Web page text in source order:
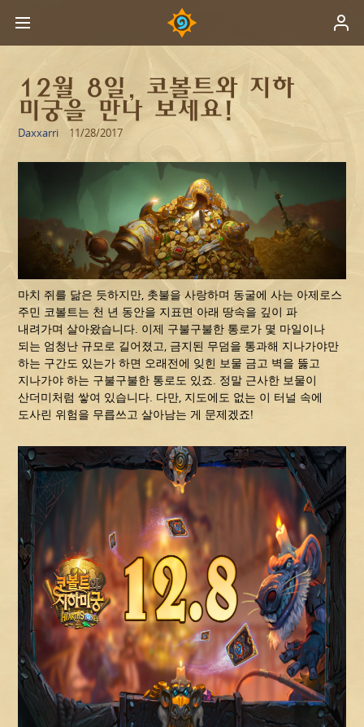
12월 8일, 코볼트와 지하
미궁을 만나 보세요!
Daxxarri 11/28/2017
마치 쥐를 닮은 듯하지만, 촛불을 사랑하며 동굴에 사는 아제로스
주민 코볼트는 천 년 동안을 지표면 아래 땅속을 깊이 파
내려가며 살아왔습니다. 이제 구불구불한 통로가 몇 마일이나
되는 엄청난 규모로 길어졌고, 금지된 무덤을 통과해 지나가야만
하는 구간도 있는가 하면 오래전에 잊힌 보물 금고 벽을 뚫고
지나가야 하는 구불구불한 통로도 있죠. 정말 근사한 보물이
산더미처럼 쌓여 있습니다. 다만, 지도에도 없는 이 터널 속에
도사린 위험을 무릅쓰고 살아남는 게 문제겠죠!